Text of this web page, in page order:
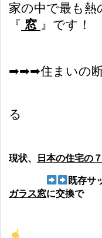
家の中で最も熱
『 窓 』です！
➡︎➡︎➡︎住まいの断
＝節
る
現状、 日本の住宅の
既存サ
ガラス窓に交換で